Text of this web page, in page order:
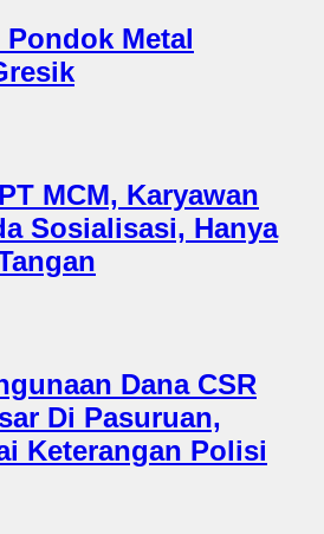
Metal
MCM, Karyawan
Sosialisasi, Hanya
Dana CSR
Di Pasuruan,
Keterangan Polisi